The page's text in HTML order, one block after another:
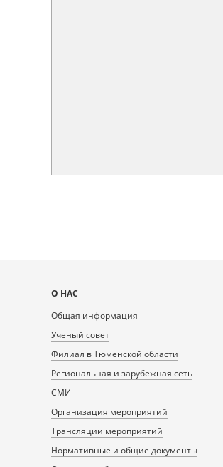
Карта
сайта
О НАС
Общая информация
Ученый совет
Филиал в Тюменской области
Региональная и зарубежная сеть
СМИ
Организация мероприятий
Трансляции мероприятий
Нормативные и общие документы